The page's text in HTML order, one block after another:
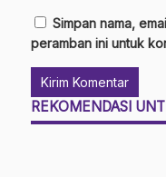
Simpan nama,
peramban ini untuk
REKOMENDASI